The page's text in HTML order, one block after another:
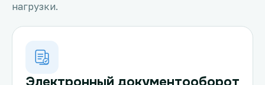
нагрузки.